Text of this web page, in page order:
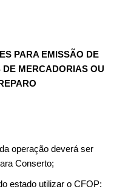
PARA EMISSÃO DE
MERCADORIAS OU
operação deverá ser
Conserto;
estado utilizar o CFOP: